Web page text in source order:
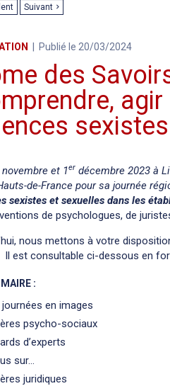
Suivant
Publié le 20/03/2024
des
novembre et 1er décembre 2023 à
de-France pour sa journée
sexistes et sexuelles dans les
de psychologues, de
nous mettons à votre
Il est consultable ci-dessous en
:
en images
psycho-sociaux
d’experts
sur…
juridiques